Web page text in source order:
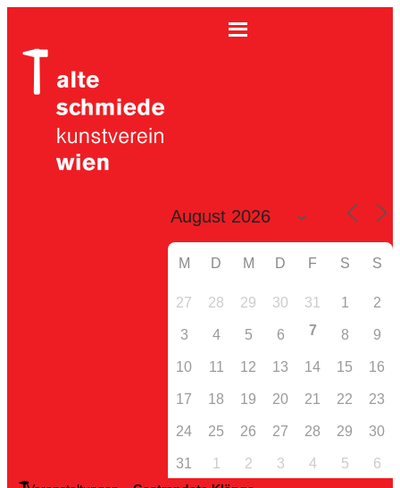
M D M D F S S
27 28 29 30 31 1 2
3 4 5 6 7 8 9
10 11 12 13 14 15 16
17 18 19 20 21 22 23
24 25 26 27 28 29 30
31 1 2 3 4 5 6